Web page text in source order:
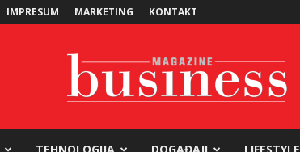
IMPRESUM MARKETING KONTAKT